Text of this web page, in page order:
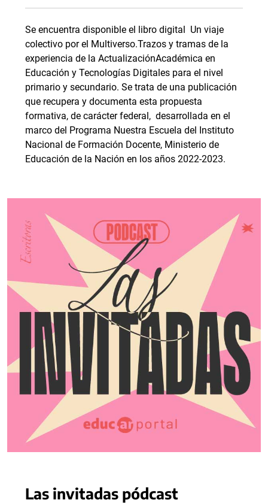
Se encuentra disponible el libro digital Un viaje
colectivo por el Multiverso.Trazos y tramas de la
experiencia de la ActualizaciónAcadémica en
Educación y Tecnologías Digitales para el nivel
primario y secundario. Se trata de una publicación
que recupera y documenta esta propuesta
formativa, de carácter federal, desarrollada en el
marco del Programa Nuestra Escuela del Instituto
Nacional de Formación Docente, Ministerio de
Educación de la Nación en los años 2022-2023.
Las invitadas pódcast